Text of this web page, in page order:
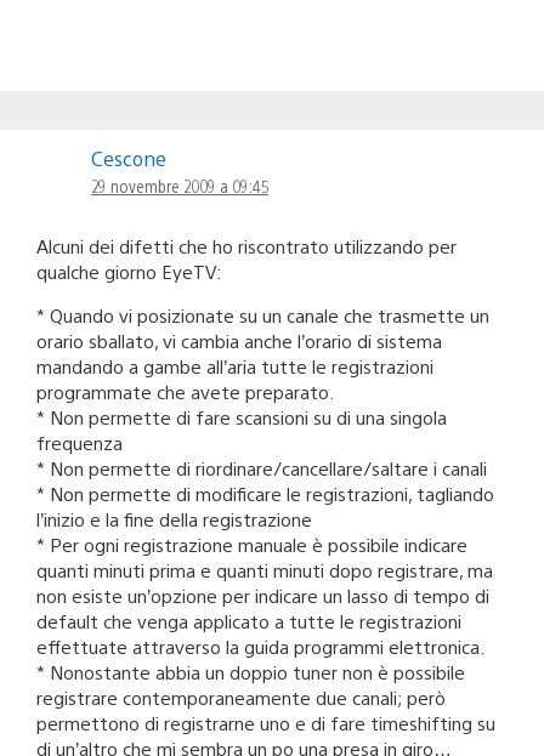
Cescone
29 novembre 2009 a 09:45
Alcuni dei difetti che ho riscontrato utilizzando per
qualche giorno EyeTV:
* Quando vi posizionate su un canale che trasmette un
orario sballato, vi cambia anche l’orario di sistema
mandando a gambe all’aria tutte le registrazioni
programmate che avete preparato.
* Non permette di fare scansioni su di una singola
frequenza
* Non permette di riordinare/cancellare/saltare i canali
* Non permette di modificare le registrazioni, tagliando
l’inizio e la fine della registrazione
* Per ogni registrazione manuale è possibile indicare
quanti minuti prima e quanti minuti dopo registrare, ma
non esiste un’opzione per indicare un lasso di tempo di
default che venga applicato a tutte le registrazioni
effettuate attraverso la guida programmi elettronica.
* Nonostante abbia un doppio tuner non è possibile
registrare contemporaneamente due canali; però
permettono di registrarne uno e di fare timeshifting su
di un’altro che mi sembra un po una presa in giro…